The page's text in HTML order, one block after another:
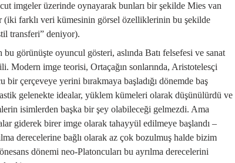
imgeler üzerinde oynayarak bunları bir şekilde Mies van
(iki farklı veri kümesinin görsel özelliklerinin bu şekilde
transferi” deniyor).
görünüşte oyuncul gösteri, aslında Batı felsefesi ve sanat
Modern imge teorisi, Ortaçağın sonlarında, Aristotelesçi
çerçeveye yerini bırakmaya başladığı dönemde baş
gelenekte idealar, yüklem kümeleri olarak düşünülürdü ve
isimlerden başka bir şey olabileceği gelmezdi. Ama
giderek birer imge olarak tahayyül edilmeye başlandı –
derecelerine bağlı olarak az çok bozulmuş halde bizim
dönemi neo-Platoncuları bu ayrılma derecelerini